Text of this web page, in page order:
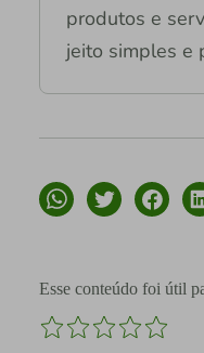
produtos e
jeito simples e
Esse conteúdo foi útil